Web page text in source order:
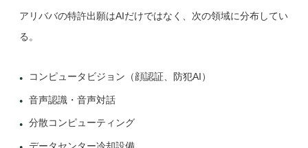
アリババの特許出願はAIだけではなく、次の領域に分布してい
る。
コンピュータビジョン（顔認証、防犯AI）
音声認識・音声対話
分散コンピューティング
データセンター冷却設備